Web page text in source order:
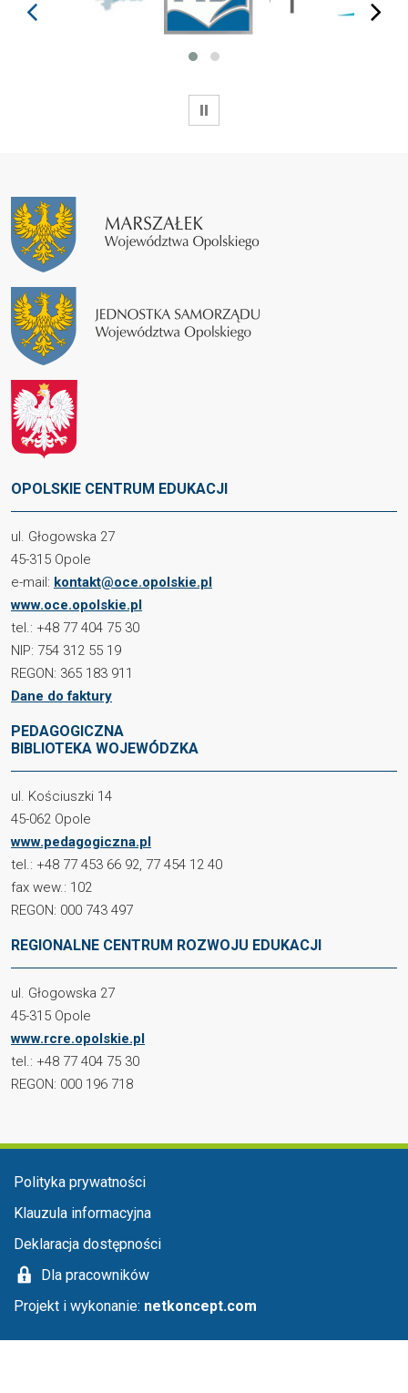
prev next
WSTRZYMAJ
OPOLSKIE CENTRUM EDUKACJI
ul. Głogowska 27
45-315 Opole
e-mail: kontakt@oce.opolskie.pl
www.oce.opolskie.pl
tel.: +48 77 404 75 30
NIP: 754 312 55 19
REGON: 365 183 911
Dane do faktury
PEDAGOGICZNA
BIBLIOTEKA WOJEWÓDZKA
ul. Kościuszki 14
45-062 Opole
www.pedagogiczna.pl
tel.: +48 77 453 66 92, 77 454 12 40
fax wew.: 102
REGON: 000 743 497
REGIONALNE CENTRUM ROZWOJU EDUKACJI
ul. Głogowska 27
45-315 Opole
www.rcre.opolskie.pl
tel.: +48 77 404 75 30
REGON: 000 196 718
Menu stopka
Polityka prywatności
Klauzula informacyjna
Deklaracja dostępności
Dla pracowników
Projekt i wykonanie: netkoncept.com